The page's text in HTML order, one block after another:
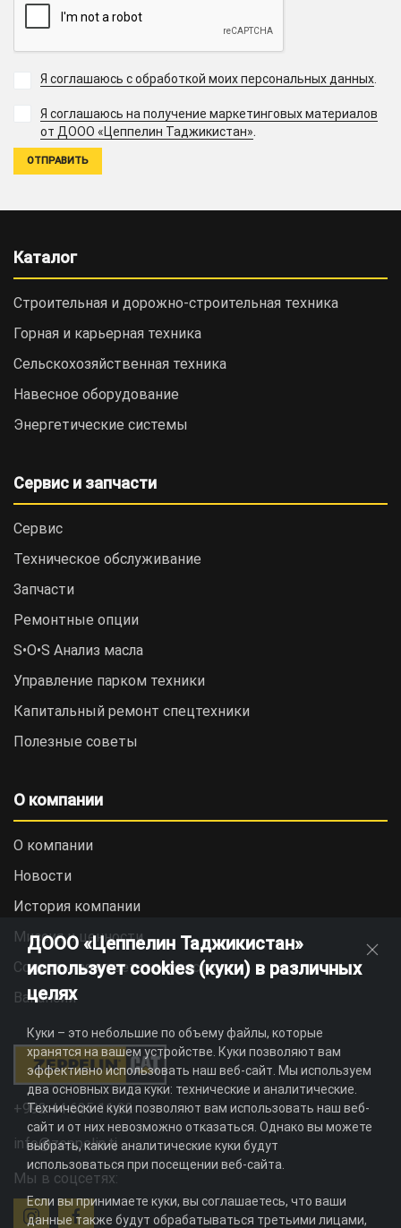
Я соглашаюсь с обработкой моих персональных данных
Я соглашаюсь на получение маркетинговых материалов
от ДООО «Цеппелин Таджикистан».
Каталог
Строительная и дорожно-cтроительная техника
Горная и карьерная техника
Сельскохозяйственная техника
Навесное оборудование
Энергетические системы
Сервис и запчасти
Сервис
Техническое обслуживание
Запчасти
Ремонтные опции
S•O•S Анализ масла
Управление парком техники
Капитальный ремонт спецтехники
Полезные советы
О компании
О компании
Новости
История компании
Миссия и ценности
Социальная ответственность
Вакансии
+992 44 625 11 22
info@zeppelin.tj
Мы в соцсетях:
ДООО «Цеппелин Таджикистан»
использует cookies (куки) в различных
целях
Куки – это небольшие по объему файлы, которые
хранятся на вашем устройстве. Куки позволяют вам
эффективно использовать наш веб-сайт. Мы используем
два основных вида куки: технические и аналитические.
Технические куки позволяют вам использовать наш веб-
сайт и от них невозможно отказаться. Однако вы можете
выбрать, какие аналитические куки будут
использоваться при посещении веб-сайта.
Если вы принимаете куки, вы соглашаетесь, что ваши
данные также будут обрабатываться третьими лицами,